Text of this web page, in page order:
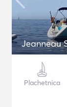
Jeanneau
Plachetnica